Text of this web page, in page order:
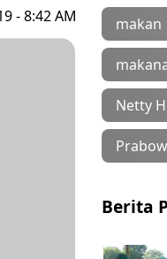
- 8:42 AM makan
Netty
Berita